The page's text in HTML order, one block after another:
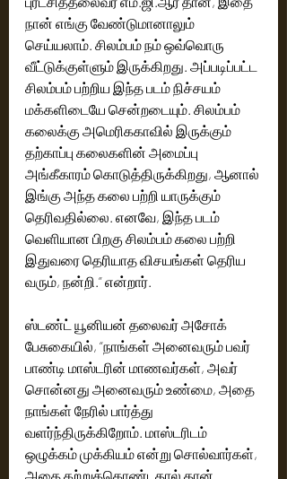
நான் எங்கு வேண்டுமானாலும்
செய்யலாம். சிலம்பம் நம் ஒவ்வொரு
வீட்டுக்குள்ளும் இருக்கிறது. அப்படிப்பட்ட
சிலம்பம் பற்றிய இந்த படம் நிச்சயம்
மக்களிடையே சென்றடையும். சிலம்பம்
கலைக்கு அமெரிககாவில் இருக்கும்
தற்காப்பு கலைகளின் அமைப்பு
அங்கீகாரம் கொடுத்திருக்கிறது, ஆனால்
இங்கு அந்த கலை பற்றி யாருக்கும்
தெரிவதில்லை. எனவே, இந்த படம்
வெளியான பிறகு சிலம்பம் கலை பற்றி
இதுவரை தெரியாத விசயங்கள் தெரிய
வரும், நன்றி.” என்றார்.
ஸ்டண்ட் யூனியன் தலைவர் அசோக்
பேசுகையில், “நாங்கள் அனைவரும் பவர்
பாண்டி மாஸ்டரின் மாணவர்கள், அவர்
சொன்னது அனைவரும் உண்மை, அதை
நாங்கள் நேரில் பார்த்து
வளர்ந்திருக்கிறோம். மாஸ்டரிடம்
ஒழுக்கம் முக்கியம் என்று சொல்வார்கள்,
அதை கற்றுக்கொண்டதால் தான்